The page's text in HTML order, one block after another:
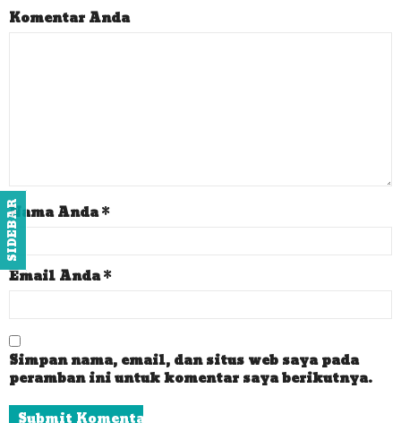
Komentar Anda
Nama Anda*
Email Anda*
Simpan nama, email, dan situs web saya pada
peramban ini untuk komentar saya berikutnya.
SIDEBAR